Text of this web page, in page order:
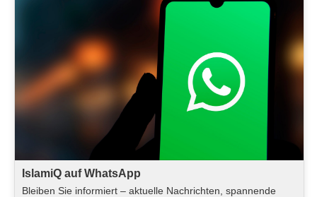
IslamiQ auf WhatsApp
Bleiben Sie informiert – aktuelle Nachrichten, spannende